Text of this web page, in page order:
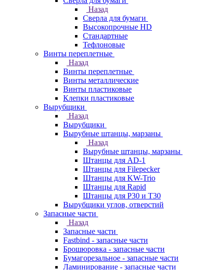
Назад
Сверла для бумаги
Высокопрочные HD
Стандартные
Тефлоновые
Винты переплетные
Назад
Винты переплетные
Винты металлические
Винты пластиковые
Клепки пластиковые
Вырубщики
Назад
Вырубщики
Вырубные штанцы, марзаны
Назад
Вырубные штанцы, марзаны
Штанцы для AD-1
Штанцы для Filepecker
Штанцы для KW-Trio
Штанцы для Rapid
Штанцы для Р30 и Т30
Вырубщики углов, отверстий
Запасные части
Назад
Запасные части
Fastbind - запасные части
Брошюровка - запасные части
Бумагорезальное - запасные части
Ламинирование - запасные части